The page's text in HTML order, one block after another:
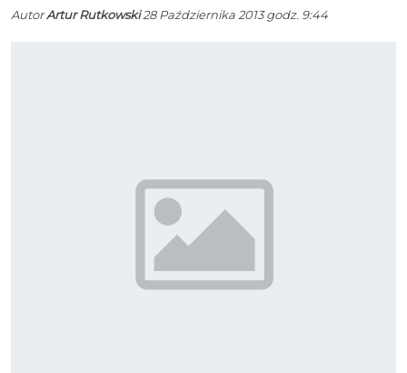
AutorArtur Rutkowski28 Października 2013 godz. 9:44